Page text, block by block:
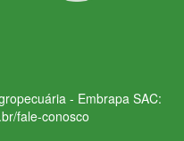
- Embrapa SAC:
fale-conosco